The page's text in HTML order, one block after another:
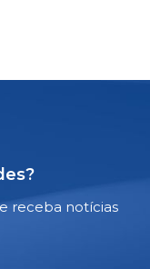
receba notícias